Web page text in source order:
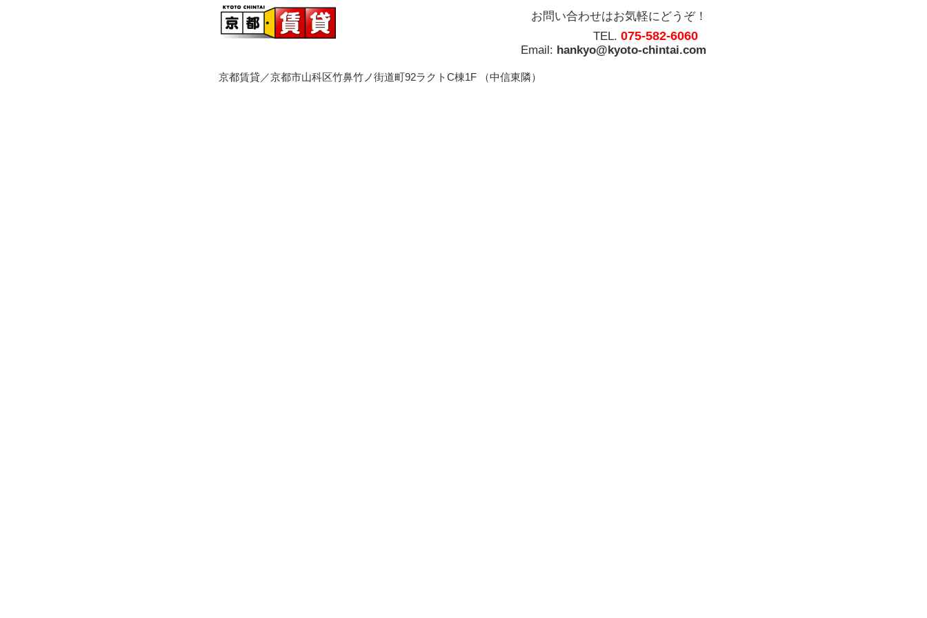
お問い合わせはお気軽にどうぞ！
TEL. 075-582-6060
Email: hankyo@kyoto-chintai.com
京都賃貸／京都市山科区竹鼻竹ノ街道町92ラクトC棟1F （中信東隣）